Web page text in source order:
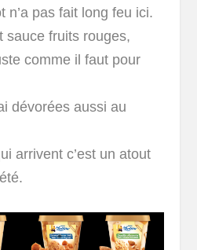
n’a pas fait long feu ici.
sauce fruits rouges,
comme il faut pour
dévorées aussi au
arrivent c’est un atout